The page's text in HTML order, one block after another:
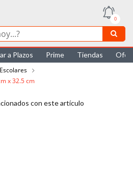
0
a Plazos Prime Tiendas
x 32.5 cm
con este artículo